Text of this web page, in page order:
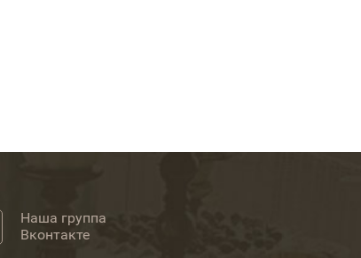
Наша группа
Вконтакте